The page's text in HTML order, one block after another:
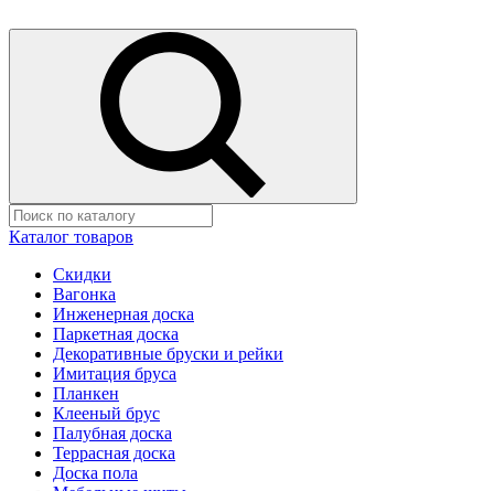
Каталог товаров
Скидки
Вагонка
Инженерная доска
Паркетная доска
Декоративные бруски и рейки
Имитация бруса
Планкен
Клееный брус
Палубная доска
Террасная доска
Доска пола